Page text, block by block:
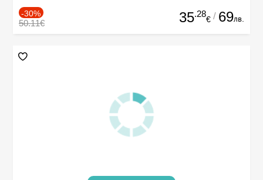
-30%
50.11€ 35.28
€ / 69лв.